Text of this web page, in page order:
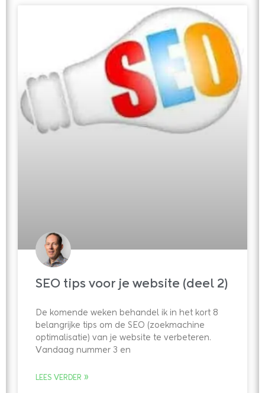
SEO tips voor je website (deel 2)
De komende weken behandel ik in het kort 8
belangrijke tips om de SEO (zoekmachine
optimalisatie) van je website te verbeteren.
Vandaag nummer 3 en
LEES VERDER »